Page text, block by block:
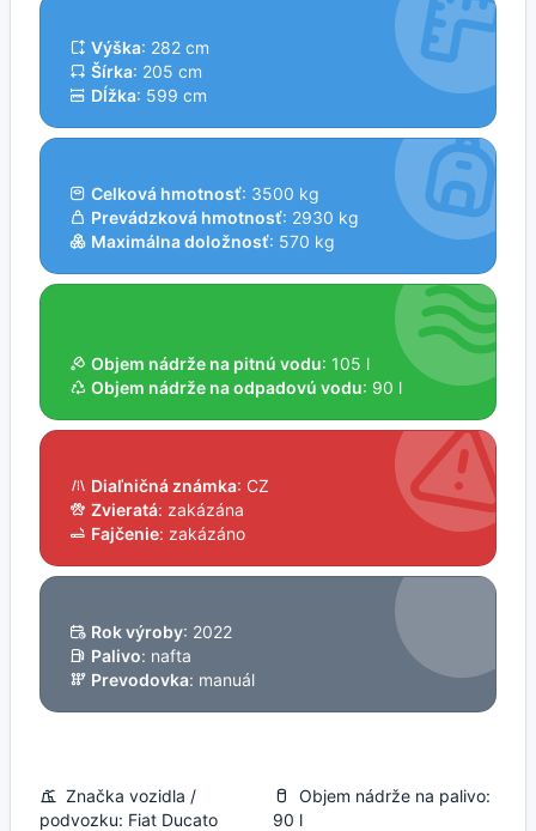
Výška: 282 cm
Šírka: 205 cm
Dĺžka: 599 cm
Celková hmotnosť: 3500 kg
Prevádzková hmotnosť: 2930 kg
Maximálna doložnosť: 570 kg
Objem nádrže na pitnú vodu: 105 l
Objem nádrže na odpadovú vodu: 90 l
Diaľničná známka: CZ
Zvieratá: zakázána
Fajčenie: zakázáno
Rok výroby: 2022
Palivo: nafta
Prevodovka: manuál
Značka vozidla /
podvozku: Fiat Ducato
Objem nádrže na palivo:
90 l